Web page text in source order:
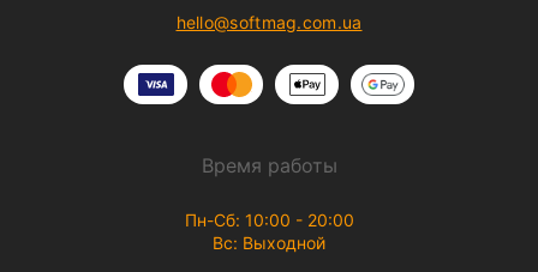
hello@softmag.com.ua
Время работы
Пн-Сб: 10:00 - 20:00
Вс: Выходной